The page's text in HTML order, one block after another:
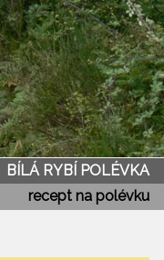
BÍLÁ RYBÍ POLÉVKA
recept na polévku